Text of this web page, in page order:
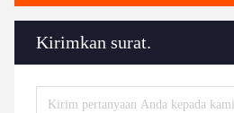
Kirimkan surat.